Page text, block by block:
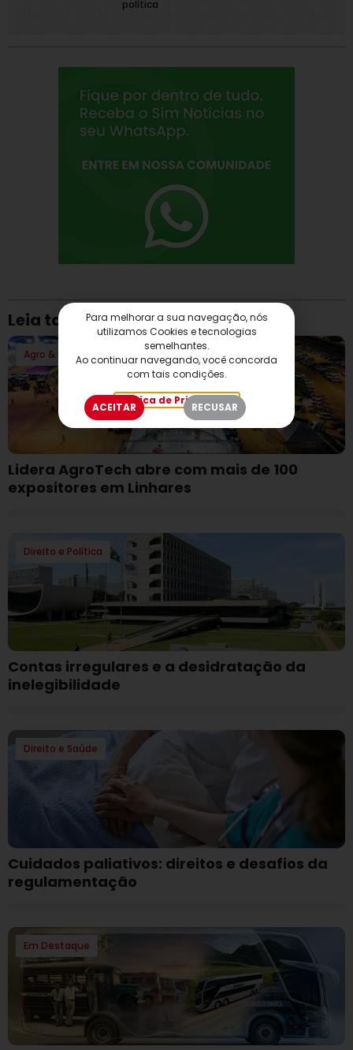
política
Leia também
Agro & Coop
Lidera AgroTech abre com mais de 100
expositores em Linhares
Direito e Política
Contas irregulares e a desidratação da
inelegibilidade
Direito e Saúde
Cuidados paliativos: direitos e desafios da
regulamentação
Em Destaque
Para melhorar a sua navegação, nós
utilizamos Cookies e tecnologias
semelhantes.
Ao continuar navegando, você concorda
com tais condições.
Política de Privacidade
ACEITAR RECUSAR